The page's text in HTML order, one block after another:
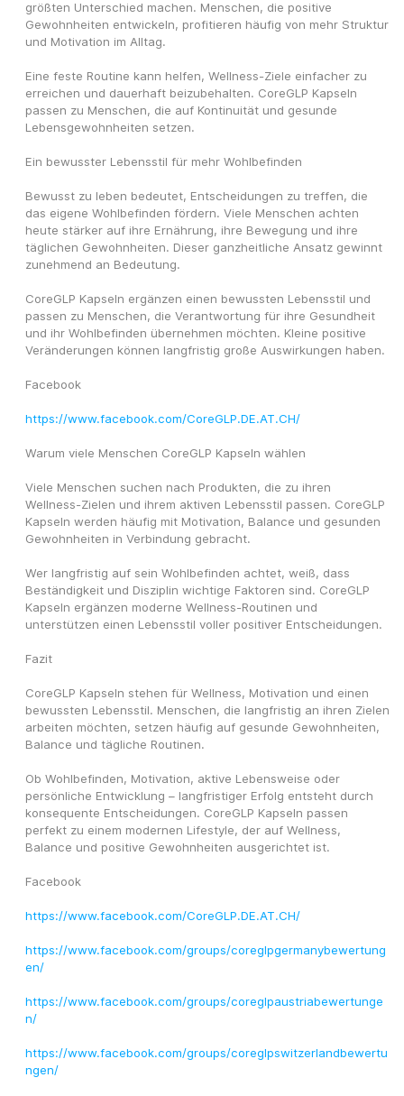
größten Unterschied machen. Menschen, die positive
Gewohnheiten entwickeln, profitieren häufig von mehr Struktur
und Motivation im Alltag.
Eine feste Routine kann helfen, Wellness-Ziele einfacher zu
erreichen und dauerhaft beizubehalten. CoreGLP Kapseln
passen zu Menschen, die auf Kontinuität und gesunde
Lebensgewohnheiten setzen.
Ein bewusster Lebensstil für mehr Wohlbefinden
Bewusst zu leben bedeutet, Entscheidungen zu treffen, die
das eigene Wohlbefinden fördern. Viele Menschen achten
heute stärker auf ihre Ernährung, ihre Bewegung und ihre
täglichen Gewohnheiten. Dieser ganzheitliche Ansatz gewinnt
zunehmend an Bedeutung.
CoreGLP Kapseln ergänzen einen bewussten Lebensstil und
passen zu Menschen, die Verantwortung für ihre Gesundheit
und ihr Wohlbefinden übernehmen möchten. Kleine positive
Veränderungen können langfristig große Auswirkungen haben.
Facebook
https://www.facebook.com/CoreGLP.DE.AT.CH/
Warum viele Menschen CoreGLP Kapseln wählen
Viele Menschen suchen nach Produkten, die zu ihren
Wellness-Zielen und ihrem aktiven Lebensstil passen. CoreGLP
Kapseln werden häufig mit Motivation, Balance und gesunden
Gewohnheiten in Verbindung gebracht.
Wer langfristig auf sein Wohlbefinden achtet, weiß, dass
Beständigkeit und Disziplin wichtige Faktoren sind. CoreGLP
Kapseln ergänzen moderne Wellness-Routinen und
unterstützen einen Lebensstil voller positiver Entscheidungen.
Fazit
CoreGLP Kapseln stehen für Wellness, Motivation und einen
bewussten Lebensstil. Menschen, die langfristig an ihren Zielen
arbeiten möchten, setzen häufig auf gesunde Gewohnheiten,
Balance und tägliche Routinen.
Ob Wohlbefinden, Motivation, aktive Lebensweise oder
persönliche Entwicklung – langfristiger Erfolg entsteht durch
konsequente Entscheidungen. CoreGLP Kapseln passen
perfekt zu einem modernen Lifestyle, der auf Wellness,
Balance und positive Gewohnheiten ausgerichtet ist.
Facebook
https://www.facebook.com/CoreGLP.DE.AT.CH/
https://www.facebook.com/groups/coreglpgermanybewertung
en/
https://www.facebook.com/groups/coreglpaustriabewertunge
n/
https://www.facebook.com/groups/coreglpswitzerlandbewertu
ngen/